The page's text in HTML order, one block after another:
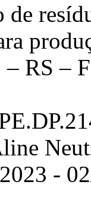
de
RS –
-